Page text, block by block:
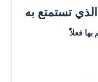
تستمتع به
فعلاً